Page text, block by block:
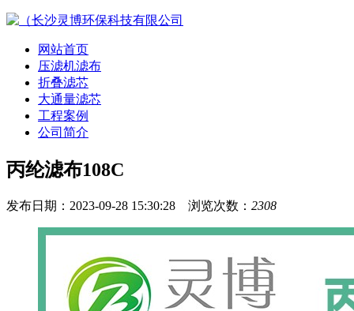
网站首页
压滤机滤布
折叠滤芯
大通量滤芯
工程案例
公司简介
丙纶滤布108C
发布日期：2023-09-28 15:30:28 浏览次数： 2308